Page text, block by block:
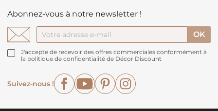
Abonnez-vous à notre newsletter !
J'accepte de recevoir des offres commerciales conformément à
la politique de confidentialité de Décor Discount
Suivez-nous !
FacebookYouTubePinterest